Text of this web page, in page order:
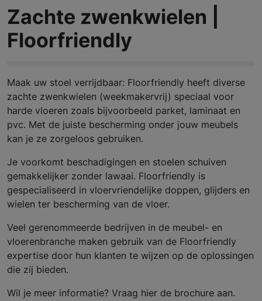
Zachte zwenkwielen |
Floorfriendly
Maak uw stoel verrijdbaar: Floorfriendly heeft diverse
zachte zwenkwielen (weekmakervrij) speciaal voor
harde vloeren zoals bijvoorbeeld parket, laminaat en
pvc. Met de juiste bescherming onder jouw meubels
kan je ze zorgeloos gebruiken.
Je voorkomt beschadigingen en stoelen schuiven
gemakkelijker zonder lawaai. Floorfriendly is
gespecialiseerd in vloervriendelijke doppen, glijders en
wielen ter bescherming van de vloer.
Veel gerenommeerde bedrijven in de meubel- en
vloerenbranche maken gebruik van de Floorfriendly
expertise door hun klanten te wijzen op de oplossingen
die zij bieden.
Wil je meer informatie? Vraag hier de brochure aan.